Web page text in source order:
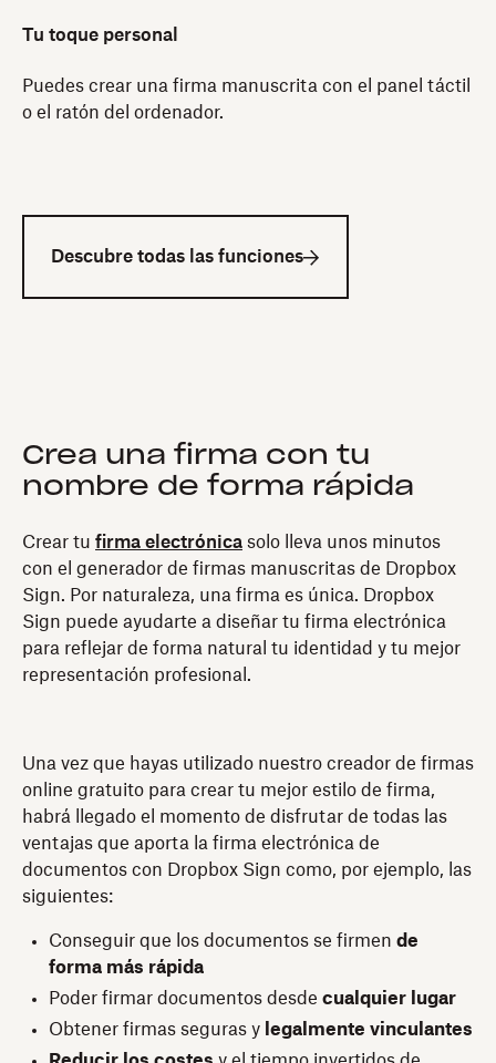
Tu toque personal
Puedes crear una firma manuscrita con el panel táctil
o el ratón del ordenador.
Descubre todas las funciones
Crea una firma con tu
nombre de forma rápida
Crear tu firma electrónica solo lleva unos minutos
con el generador de firmas manuscritas de Dropbox
Sign. Por naturaleza, una firma es única. Dropbox
Sign puede ayudarte a diseñar tu firma electrónica
para reflejar de forma natural tu identidad y tu mejor
representación profesional.
Una vez que hayas utilizado nuestro creador de firmas
online gratuito para crear tu mejor estilo de firma,
habrá llegado el momento de disfrutar de todas las
ventajas que aporta la firma electrónica de
documentos con Dropbox Sign como, por ejemplo, las
siguientes:
Conseguir que los documentos se firmen de
forma más rápida
Poder firmar documentos desde cualquier lugar
Obtener firmas seguras y legalmente vinculantes